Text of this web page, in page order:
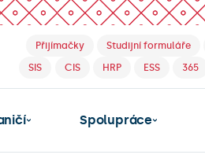
Přijímačky Studijní formuláře
SIS
CIS HRP ESS 365
Spolupráce